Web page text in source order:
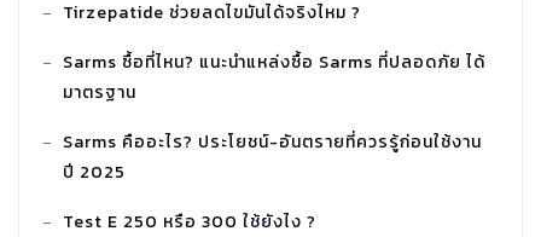
Tirzepatide ช่วยลดไขมันได้จริงไหม ?
Sarms ซื้อที่ไหน? แนะนำแหล่งซื้อ Sarms ที่ปลอดภัย ได้
มาตรฐาน
Sarms คืออะไร? ประโยชน์-อันตรายที่ควรรู้ก่อนใช้งาน
ปี 2025
Test E 250 หรือ 300 ใช้ยังไง ?